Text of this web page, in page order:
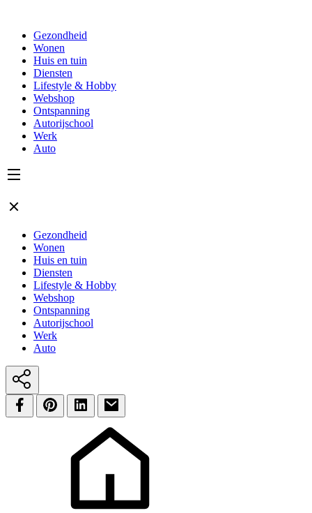
Gezondheid
Wonen
Huis en tuin
Diensten
Lifestyle & Hobby
Webshop
Ontspanning
Autorijschool
Werk
Auto
Gezondheid
Wonen
Huis en tuin
Diensten
Lifestyle & Hobby
Webshop
Ontspanning
Autorijschool
Werk
Auto